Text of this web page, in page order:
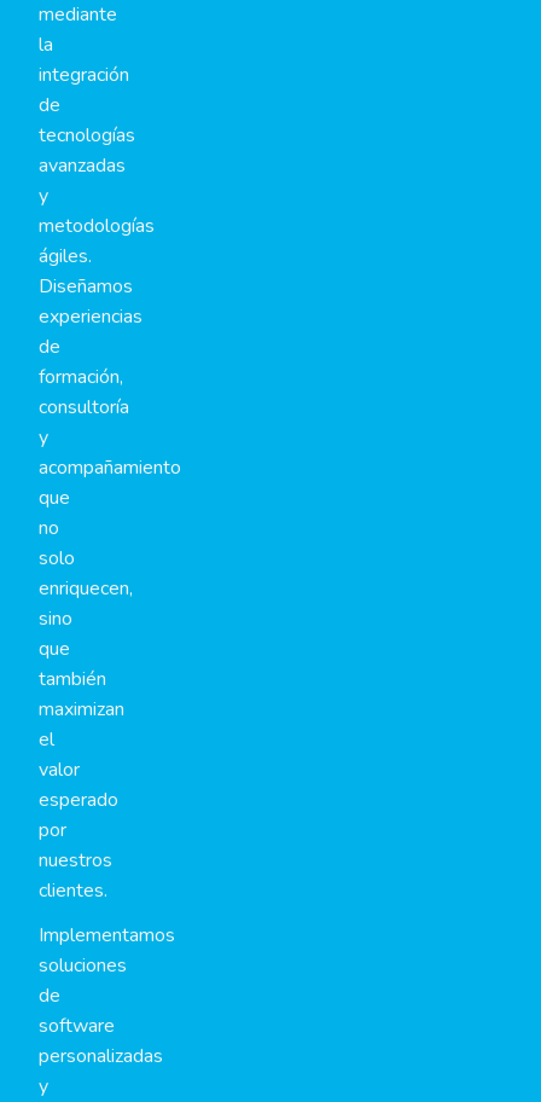
mediante
la
integración
de
tecnologías
avanzadas
y
metodologías
ágiles.
Diseñamos
experiencias
de
formación,
consultoría
y
acompañamiento
que
no
solo
enriquecen,
sino
que
también
maximizan
el
valor
esperado
por
nuestros
clientes.
Implementamos
soluciones
de
software
personalizadas
y